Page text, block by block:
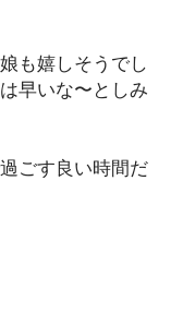
も嬉しそうでし
早いな〜としみ
ごす良い時間だ